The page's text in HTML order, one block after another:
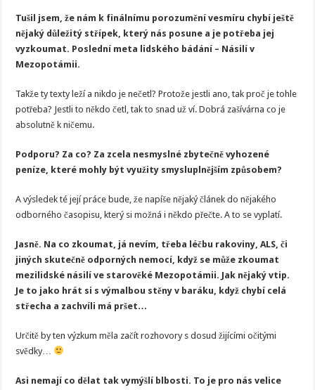
Tušil jsem, že nám k finálnímu porozumění vesmíru chybí ještě
nějaký důležitý střípek, který nás posune a je potřeba jej
vyzkoumat. Poslední meta lidského bádání – Násilí v
Mezopotámii.
Takže ty texty leží a nikdo je nečetl? Protože jestli ano, tak proč je tohle
potřeba? Jestli to někdo četl, tak to snad už ví. Dobrá zašívárna co je
absolutně k ničemu.
Podporu? Za co? Za zcela nesmyslné zbytečně vyhozené
peníze, které mohly být využity smysluplnějším způsobem?
A výsledek té její práce bude, že napíše nějaký článek do nějakého
odborného časopisu, který si možná i někdo přečte. A to se vyplatí.
Jasně. Na co zkoumat, já nevím, třeba léčbu rakoviny, ALS, či
jiných skutečně odporných nemocí, když se může zkoumat
mezilidské násilí ve starověké Mezopotámii. Jak nějaký vtip.
Je to jako hrát si s výmalbou stěny v baráku, když chybí celá
střecha a zachvíli má pršet…
Určitě by ten výzkum měla začít rozhovory s dosud žijícími očitými
svědky…
Asi nemají co dělat tak vymýšlí blbosti. To je pro nás velice